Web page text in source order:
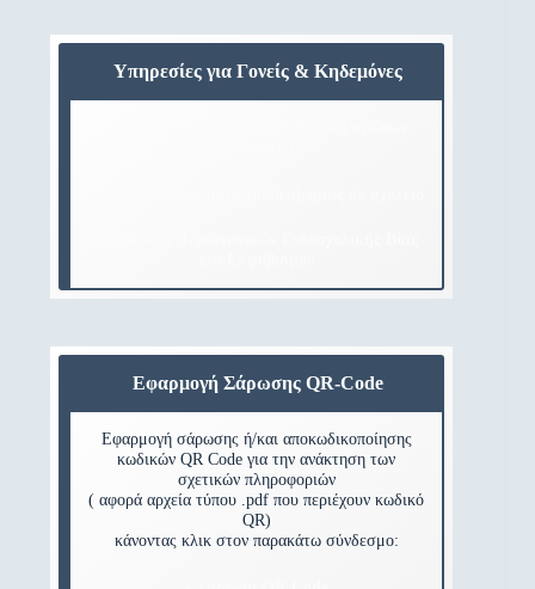
Υπηρεσίες για Γονείς & Κηδεμόνες
Εφαρμογή Σάρωσης QR-Code
Εφαρμογή σάρωσης ή/και αποκωδικοποίησης
κωδικών QR Code για την ανάκτηση των
σχετικών πληροφοριών
( αφορά αρχεία τύπου .pdf που περιέχουν κωδικό
QR)
κάνοντας κλικ στον παρακάτω σύνδεσμο: